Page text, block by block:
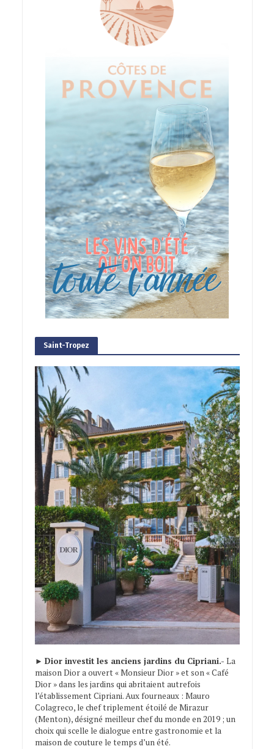
Saint-Tropez
► Dior investit les anciens jardins du Cipriani.- La
maison Dior a ouvert « Monsieur Dior » et son « Café
Dior » dans les jardins qui abritaient autrefois
l’établissement Cipriani. Aux fourneaux : Mauro
Colagreco, le chef triplement étoilé de Mirazur
(Menton), désigné meilleur chef du monde en 2019 ; un
choix qui scelle le dialogue entre gastronomie et la
maison de couture le temps d’un été.